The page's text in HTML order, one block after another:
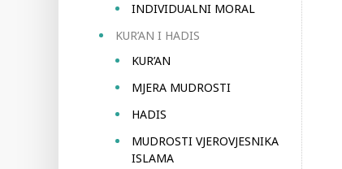
INDIVIDUALNI MORAL
KUR’AN I HADIS
KUR’AN
MJERA MUDROSTI
HADIS
MUDROSTI VJEROVJESNIKA
ISLAMA